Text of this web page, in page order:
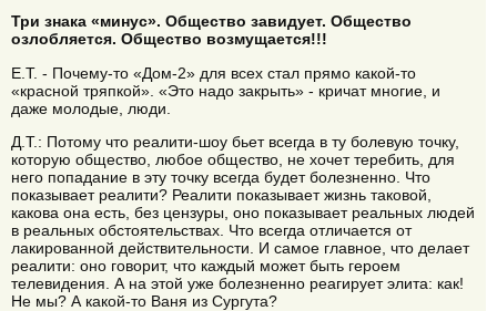
Три знака «минус». Общество завидует. Общество
озлобляется. Общество возмущается!!!
Е.Т. - Почему-то «Дом-2» для всех стал прямо какой-то
«красной тряпкой». «Это надо закрыть» - кричат многие, и
даже молодые, люди.
Д.Т.: Потому что реалити-шоу бьет всегда в ту болевую точку,
которую общество, любое общество, не хочет теребить, для
него попадание в эту точку всегда будет болезненно. Что
показывает реалити? Реалити показывает жизнь таковой,
какова она есть, без цензуры, оно показывает реальных людей
в реальных обстоятельствах. Что всегда отличается от
лакированной действительности. И самое главное, что делает
реалити: оно говорит, что каждый может быть героем
телевидения. А на этой уже болезненно реагирует элита: как!
Не мы? А какой-то Ваня из Сургута?